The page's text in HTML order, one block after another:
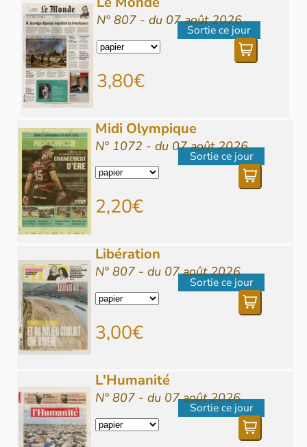
Sortie ce jour
N° 807 - du 07 août 2026
3,80€
Sortie ce jour
Midi Olympique
N° 1072 - du 07 août 2026
2,20€
Sortie ce jour
Libération
N° 807 - du 07 août 2026
3,00€
Sortie ce jour
L'Humanité
N° 807 - du 07 août 2026